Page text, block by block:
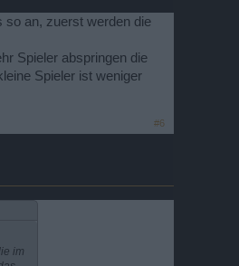
so an, zuerst werden die
Spieler abspringen die
Spieler ist weniger
#6
im